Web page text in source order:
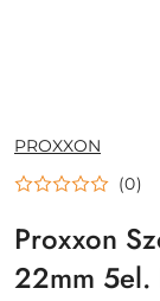
NAZWA
PRODUCENTA:
PROXXON
(0)
Proxxon
22mm 5el.